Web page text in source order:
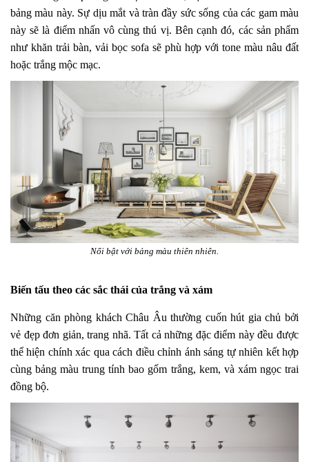
bảng màu này. Sự dịu mắt và tràn đầy sức sống của các gam màu
này sẽ là điểm nhấn vô cùng thú vị. Bên cạnh đó, các sản phẩm
như khăn trải bàn, vải bọc sofa sẽ phù hợp với tone màu nâu đất
hoặc trắng mộc mạc.
Nổi bật với bảng màu thiên nhiên.
Biến tấu theo các sắc thái của trắng và xám
Những căn phòng khách Châu Âu thường cuốn hút gia chủ bởi
vẻ đẹp đơn giản, trang nhã. Tất cả những đặc điểm này đều được
thể hiện chính xác qua cách điều chỉnh ánh sáng tự nhiên kết hợp
cùng bảng màu trung tính bao gốm trắng, kem, và xám ngọc trai
đồng bộ.